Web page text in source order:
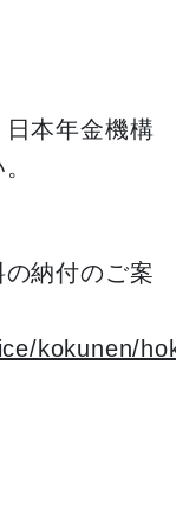
本年金機構
納付のご案
kokunen/